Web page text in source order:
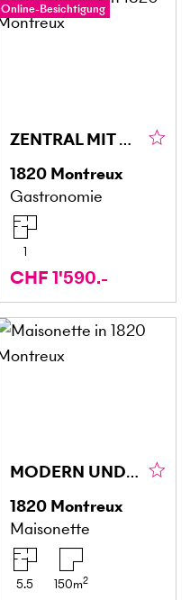
Online-Besichtigung
ZENTRAL MIT BLICK AUF DEM SEE
1820 Montreux
Gastronomie
1
CHF 1'590.-
MODERN UND GROSSZÜGIG
1820 Montreux
Maisonette
5.5 150m2